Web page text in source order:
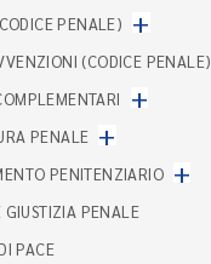
PENALE) +
(CODICE PENALE)
+
PENALE +
PENITENZIARIO +
GIUSTIZIA PENALE
PACE